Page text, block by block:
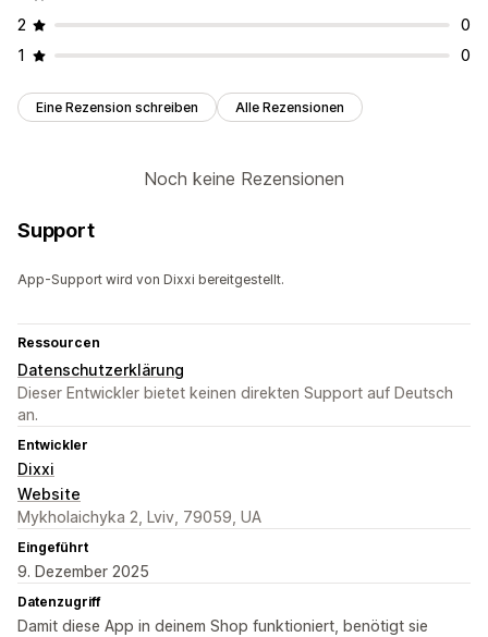
2
0
1
0
Eine Rezension schreiben Alle Rezensionen
Noch keine Rezensionen
Support
App-Support wird von Dixxi bereitgestellt.
Ressourcen
Datenschutzerklärung
Dieser Entwickler bietet keinen direkten Support auf Deutsch
an.
Entwickler
Dixxi
Website
Mykholaichyka 2, Lviv, 79059, UA
Eingeführt
9. Dezember 2025
Datenzugriff
Damit diese App in deinem Shop funktioniert, benötigt sie